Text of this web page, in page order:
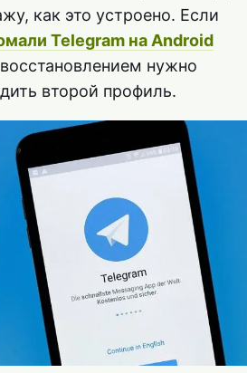
как это устроено. Если
Telegram на Android
нужно
второй профиль.